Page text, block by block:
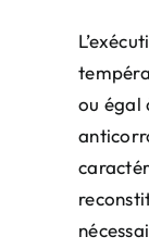
ou égal